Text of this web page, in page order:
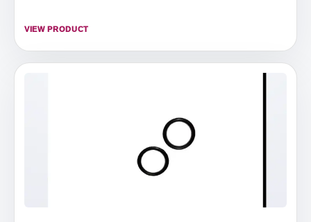
VIEW PRODUCT